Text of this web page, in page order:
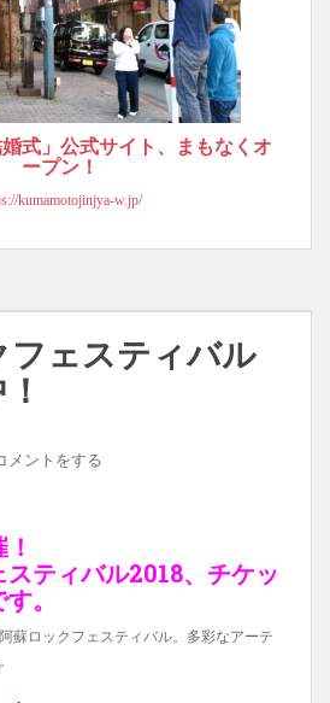
婚式」公式サイト、まもなくオ
ープン！
kumamotojinjya-w.jp/
フェスティバル
メントをする
ティバル2018、チケッ
。
蘇ロックフェスティバル。多彩なアーテ